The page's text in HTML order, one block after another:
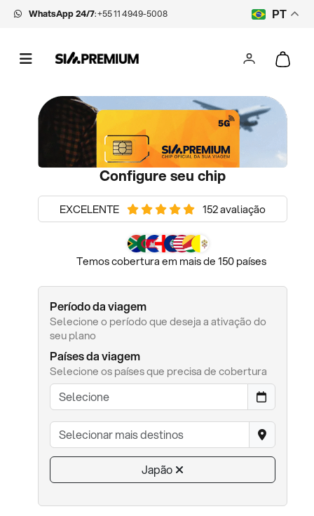
WhatsApp 24/7:+55 11 4949-5008 PT
Configure seu chip
EXCELENTE 152 avaliação
Temos cobertura em mais de 150 países
Período da viagem
Selecione o período que deseja a ativação do
seu plano
Países da viagem
Selecione os países que precisa de cobertura
Japão